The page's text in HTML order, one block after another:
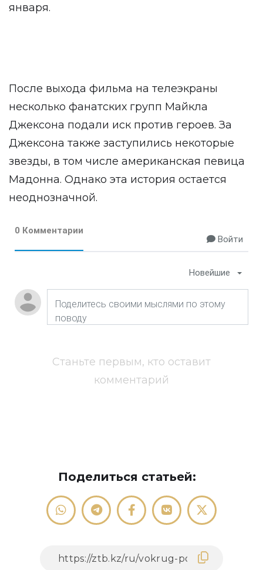
января.
После выхода фильма на телеэкраны
несколько фанатских групп Майкла
Джексона подали иск против героев. За
Джексона также заступились некоторые
звезды, в том числе американская певица
Мадонна. Однако эта история остается
неоднозначной.
0 Комментарии
Войти
Новейшие
Станьте первым, кто оставит
комментарий
Поделиться статьей: